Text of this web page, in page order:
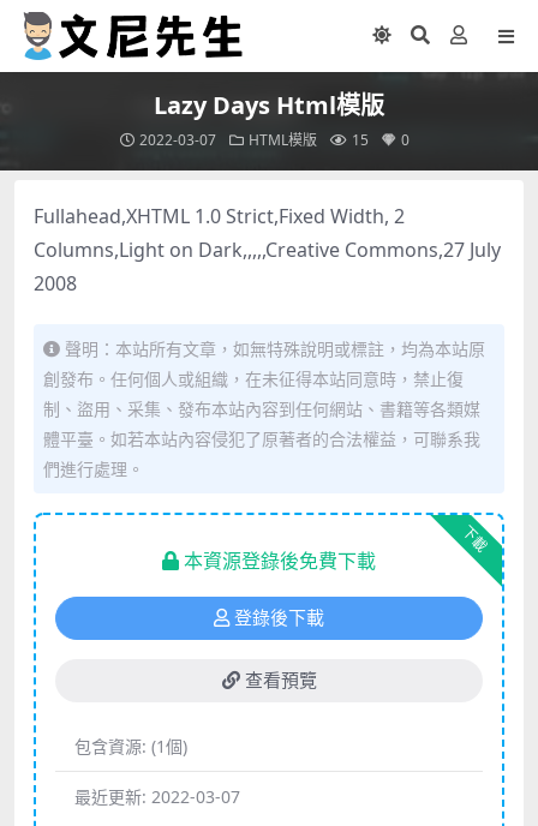
Lazy Days Html模版
2022-03-07 HTML模版 15 0
Fullahead,XHTML 1.0 Strict,Fixed Width, 2
Columns,Light on Dark,,,,,Creative Commons,27 July
2008
聲明：本站所有文章，如無特殊說明或標註，均為本站原
創發布。任何個人或組織，在未征得本站同意時，禁止復
制、盜用、采集、發布本站內容到任何網站、書籍等各類媒
體平臺。如若本站內容侵犯了原著者的合法權益，可聯系我
們進行處理。
下載
本資源登錄後免費下載
登錄後下載
查看預覽
包含資源: (1個)
最近更新: 2022-03-07